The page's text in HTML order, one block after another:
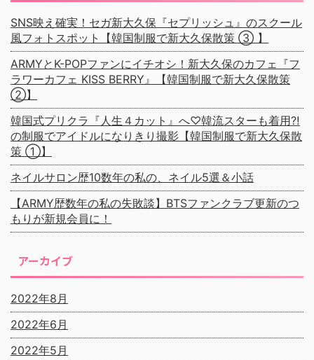
SNS映え確実！セガ新大久保『セプリッシュ』のスクール
風フォトスポット【韓国制服で新大久保散策 ③ 】
ARMYとK-POPファンにイチオシ！新大久保のカフェ『フ
ラワーカフェ KISS BERRY』【韓国制服で新大久保散策
②】
韓国式プリクラ『人生４カット』へ♡韓流スターも着用⁈
の制服でアイドルになりきり撮影【韓国制服で新大久保散
策 ①】
ネイルサロン歴10数年の私の、ネイル5選＆小話
【ARMY歴数年の私の失敗談】BTSファンクラブ更新のつ
もりが新規会員に！
アーカイブ
2022年8月
2022年6月
2022年5月